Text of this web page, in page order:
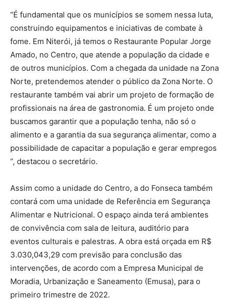
“É fundamental que os municípios se somem nessa luta,
construindo equipamentos e iniciativas de combate à
fome. Em Niterói, já temos o Restaurante Popular Jorge
Amado, no Centro, que atende a população da cidade e
de outros municípios. Com a chegada da unidade na Zona
Norte, pretendemos atender o público da Zona Norte. O
restaurante também vai abrir um projeto de formação de
profissionais na área de gastronomia. É um projeto onde
buscamos garantir que a população tenha, não só o
alimento e a garantia da sua segurança alimentar, como a
possibilidade de capacitar a população e gerar empregos
“, destacou o secretário.
Assim como a unidade do Centro, a do Fonseca também
contará com uma unidade de Referência em Segurança
Alimentar e Nutricional. O espaço ainda terá ambientes
de convivência com sala de leitura, auditório para
eventos culturais e palestras. A obra está orçada em R$
3.030,043,29 com previsão para conclusão das
intervenções, de acordo com a Empresa Municipal de
Moradia, Urbanização e Saneamento (Emusa), para o
primeiro trimestre de 2022.